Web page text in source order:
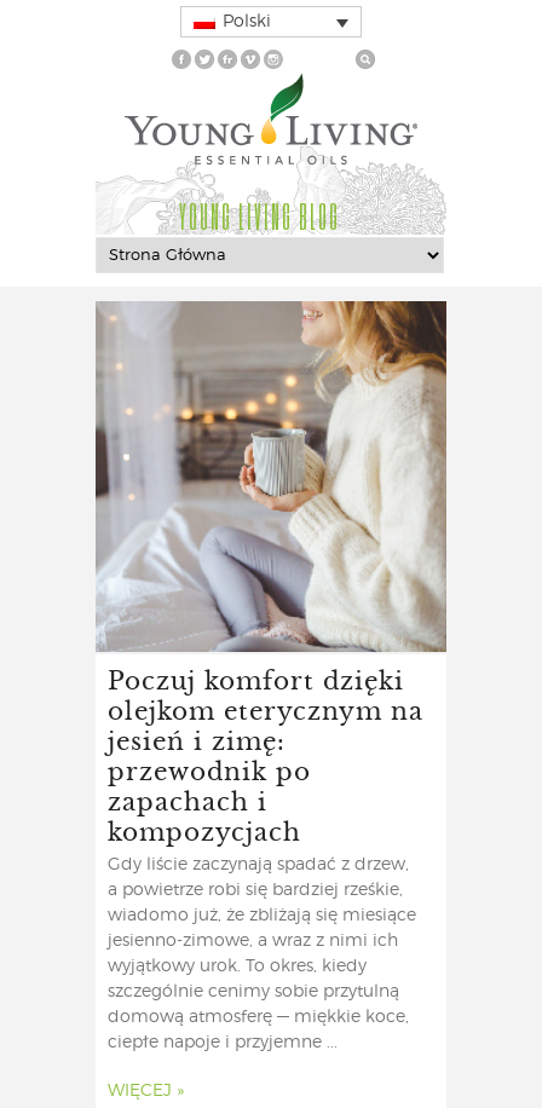
Polski
YOUNG LIVING BLOG
Poczuj komfort dzięki
olejkom eterycznym na
jesień i zimę:
przewodnik po
zapachach i
kompozycjach
Gdy liście zaczynają spadać z drzew,
a powietrze robi się bardziej rześkie,
wiadomo już, że zbliżają się miesiące
jesienno-zimowe, a wraz z nimi ich
wyjątkowy urok. To okres, kiedy
szczególnie cenimy sobie przytulną
domową atmosferę — miękkie koce,
ciepłe napoje i przyjemne ...
WIĘCEJ »